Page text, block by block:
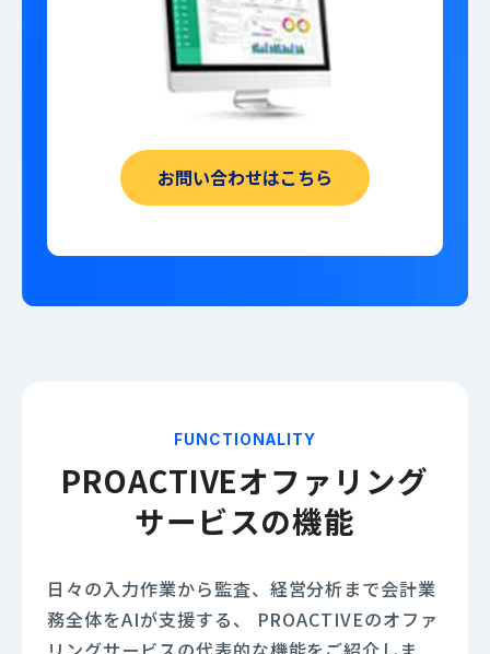
お問い合わせはこちら
FUNCTIONALITY
PROACTIVEオファリング
サービスの機能
日々の入力作業から監査、経営分析まで会計業
務全体をAIが支援する、
PROACTIVEのオファ